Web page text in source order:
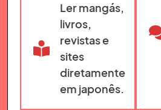
Ler mangás,
livros,
revistas e
sites
diretamente
em japonês.